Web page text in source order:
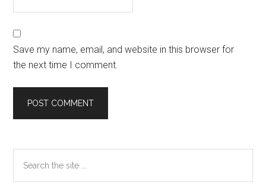
Save my name, email, and website in this browser for
the next time I comment.
Primary
Sidebar
the